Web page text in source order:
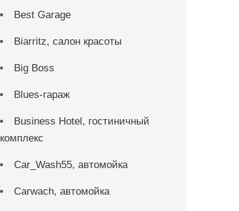
Best Garage
Biarritz, салон красоты
Big Boss
Blues-гараж
Business Hotel, гостиничный
комплекс
Car_Wash55, автомойка
Carwach, автомойка